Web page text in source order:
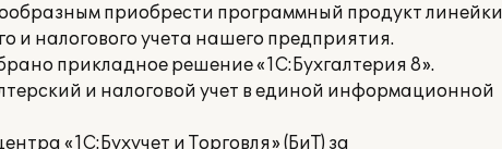
приобрести программный продукт линейки
и налогового учета нашего предприятия.
прикладное решение «1С:Бухгалтерия 8».
и налоговой учет в единой информационной
«1С:Бухучет и Торговля» (БиТ) за